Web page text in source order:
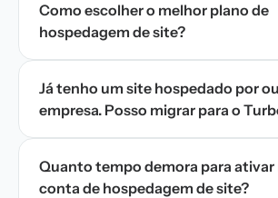
Como escolher o melhor plano de
hospedagem de site?
Já tenho um site hospedado por
empresa. Posso migrar para o
Quanto tempo demora para ativar
conta de hospedagem de site?